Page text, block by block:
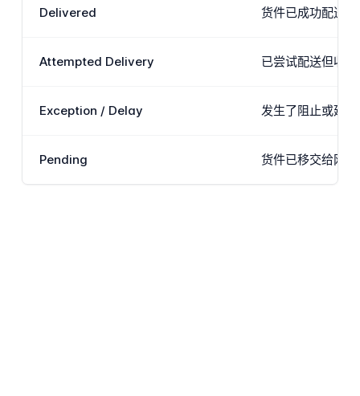
Delivered 货件已成功配送
Attempted Delivery 已尝试配送但收
Exception / Delay 发生了阻止或延
Pending 货件已移交给网